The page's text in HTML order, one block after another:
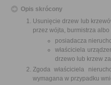
Opis skrócony
Usunięcie drzew lub
przez wójta, burmistrza
posiadacza
właściciela
drzewo lub krzew
Zgoda właściciela
wymagana w przypadku